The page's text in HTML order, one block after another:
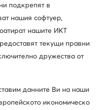
подкрепят в
нашия софтуер,
нашите ИКТ
текущи правни
дружества от
данните Ви на наши
икономическо